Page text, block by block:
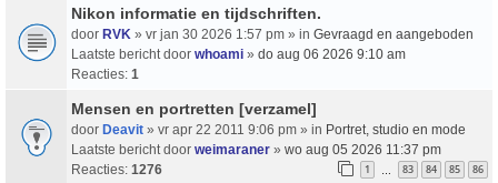
Nikon informatie en tijdschriften.
door RVK » vr jan 30 2026 1:57 pm » in Gevraagd en aangeboden
Laatste bericht door whoami » do aug 06 2026 9:10 am
Reacties: 1
Mensen en portretten [verzamel]
door Deavit » vr apr 22 2011 9:06 pm » in Portret, studio en mode
Laatste bericht door weimaraner » wo aug 05 2026 11:37 pm
Reacties: 1276 1 … 83 84 85 86